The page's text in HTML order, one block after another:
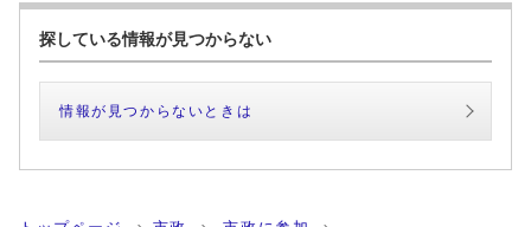
探している情報が見つからない
情報が見つからないときは